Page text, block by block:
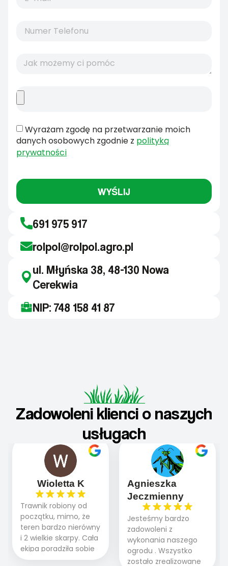
Wyrażam zgodę na przetwarzanie moich
danych osobowych zgodnie z polityką
prywatności
WYŚLIJ
691 975 917
rolpol@rolpol.agro.pl
ul. Młyńska 38, 48-130 Nowa
Cerekwia
NIP: 748 158 41 87
Zadowoleni klienci o naszych
usługach
Wioletta K
Trawnik robiony od
początku, mimo, że
teren bardzo nierówny
i 2 wielkie skarpy. Cała
ekipa poradziła sobie
WSPANIALE od
Agnieszka
Jeczmienny
Jesteśmy bardzo
zadowoleni z
wykonania naszego
ogrodu . Wszystko
zostało zrealizowane